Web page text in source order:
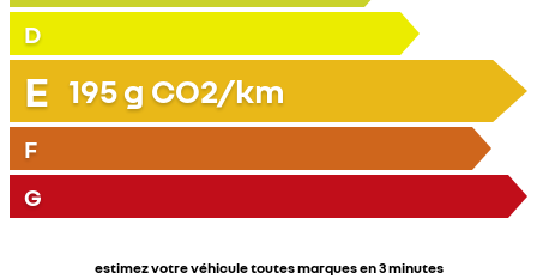
D
E 195g CO2/km
F
G
estimez votre véhicule toutes marques en 3 minutes